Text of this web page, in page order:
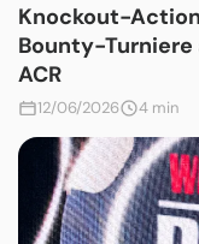
Knockout-
Bounty-Turniere
ACR
12/06/2026 4 min